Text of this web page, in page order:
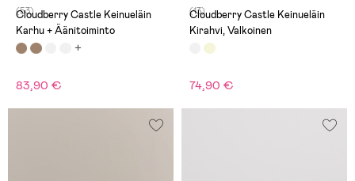
(53)
Cloudberry Castle Keinueläin
Karhu + Äänitoiminto
83,90 €
(13)
Cloudberry Castle Keinueläin
Kirahvi, Valkoinen
74,90 €